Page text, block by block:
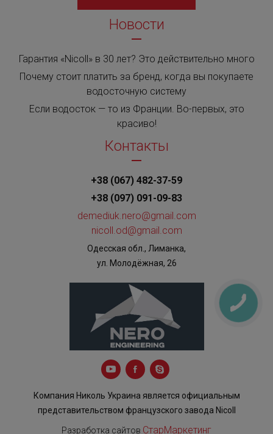
Новости
Гарантия «Nicoll» в 30 лет? Это действительно много
Почему стоит платить за бренд, когда вы покупаете
водосточную систему
Если водосток — то из Франции. Во-первых, это
красиво!
Контакты
+38 (067) 482-37-59
+38 (097) 091-09-83
demediuk.nero@gmail.com
nicoll.od@gmail.com
Одесская обл., Лиманка,
ул. Молодёжная, 26
Компания Николь Украина является официальным
представительством французского завода Nicoll
Разработка сайтов СтарМаркетинг